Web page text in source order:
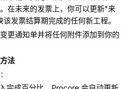
在未来的发票上，你可以更新"来
发票结算期完成的任何新工程。
更通知单并将任何附件添加到你的
法